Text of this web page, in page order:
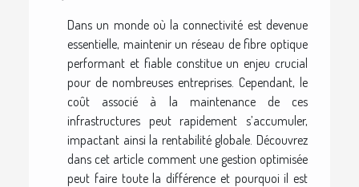
Dans un monde où la connectivité est devenue
essentielle, maintenir un réseau de fibre optique
performant et fiable constitue un enjeu crucial
pour de nombreuses entreprises. Cependant, le
coût associé à la maintenance de ces
infrastructures peut rapidement s’accumuler,
impactant ainsi la rentabilité globale. Découvrez
dans cet article comment une gestion optimisée
peut faire toute la différence et pourquoi il est